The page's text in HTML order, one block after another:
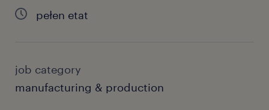
pełen etat
job category
manufacturing & production